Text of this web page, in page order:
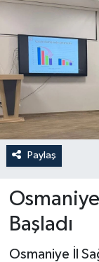
Paylaş
Başladı
Osmaniye İl